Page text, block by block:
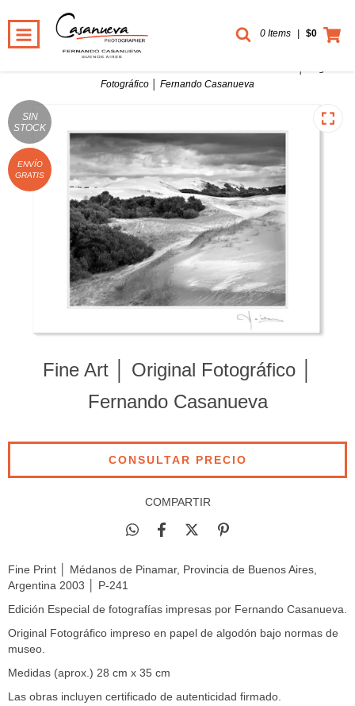
0 Items $0
Fotográfico │ Fernando Casanueva
SIN
STOCK
ENVÍO
GRATIS
Fine Art │ Original Fotográfico │
Fernando Casanueva
COMPARTIR
Fine Print │ Médanos de Pinamar, Provincia de Buenos Aires,
Argentina 2003 │ P-241
Edición Especial de fotografías impresas por Fernando Casanueva.
Original Fotográfico impreso en papel de algodón bajo normas de
museo.
Medidas (aprox.) 28 cm x 35 cm
Las obras incluyen certificado de autenticidad firmado.